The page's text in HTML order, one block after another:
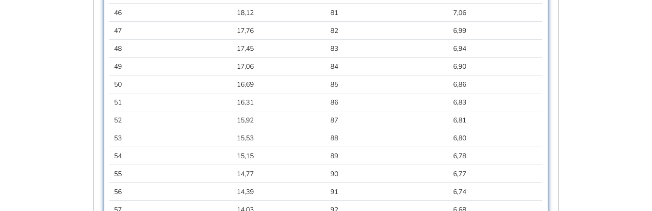
46
18,12 81
7,06
47
17,76 82
6,99
48
17,45 83
6,94
49
17,06 84
6,90
50
16,69 85
6,86
51
16,31 86
6,83
52
15,92 87
6,81
53
15,53 88
6,80
54
15,15 89
6,78
55
14,77 90
6,77
56
14,39 91
6,74